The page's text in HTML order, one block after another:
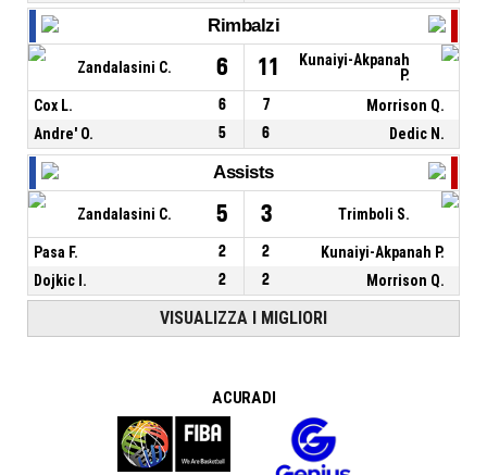
Rimbalzi
Zandalasini C. 6 11
Kunaiyi-Akpanah
P.
Cox L.
6 7
Morrison Q.
Andre' O.
5 6 Dedic N.
Assists
Zandalasini C. 5 3 Trimboli S.
Pasa F. 2 2
Kunaiyi-Akpanah P.
Dojkic I.
2 2 Morrison Q.
VISUALIZZA I MIGLIORI
A CURA DI